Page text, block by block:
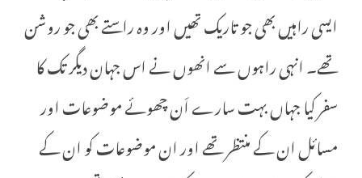
ایسی راہیں بھی جو تاریک تھیں اور وہ راستے بھی جو روشن
تھے۔ انہی راہوں سے انھوں نے اس جہان دیگر تک کا
سفر کیا جہاں بہت سارے اَن چھوئے موضوعات اور
مسائل ان کے منتظر تھے اور ان موضوعات کو ان کے